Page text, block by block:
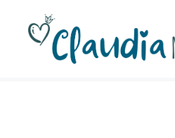
contenido